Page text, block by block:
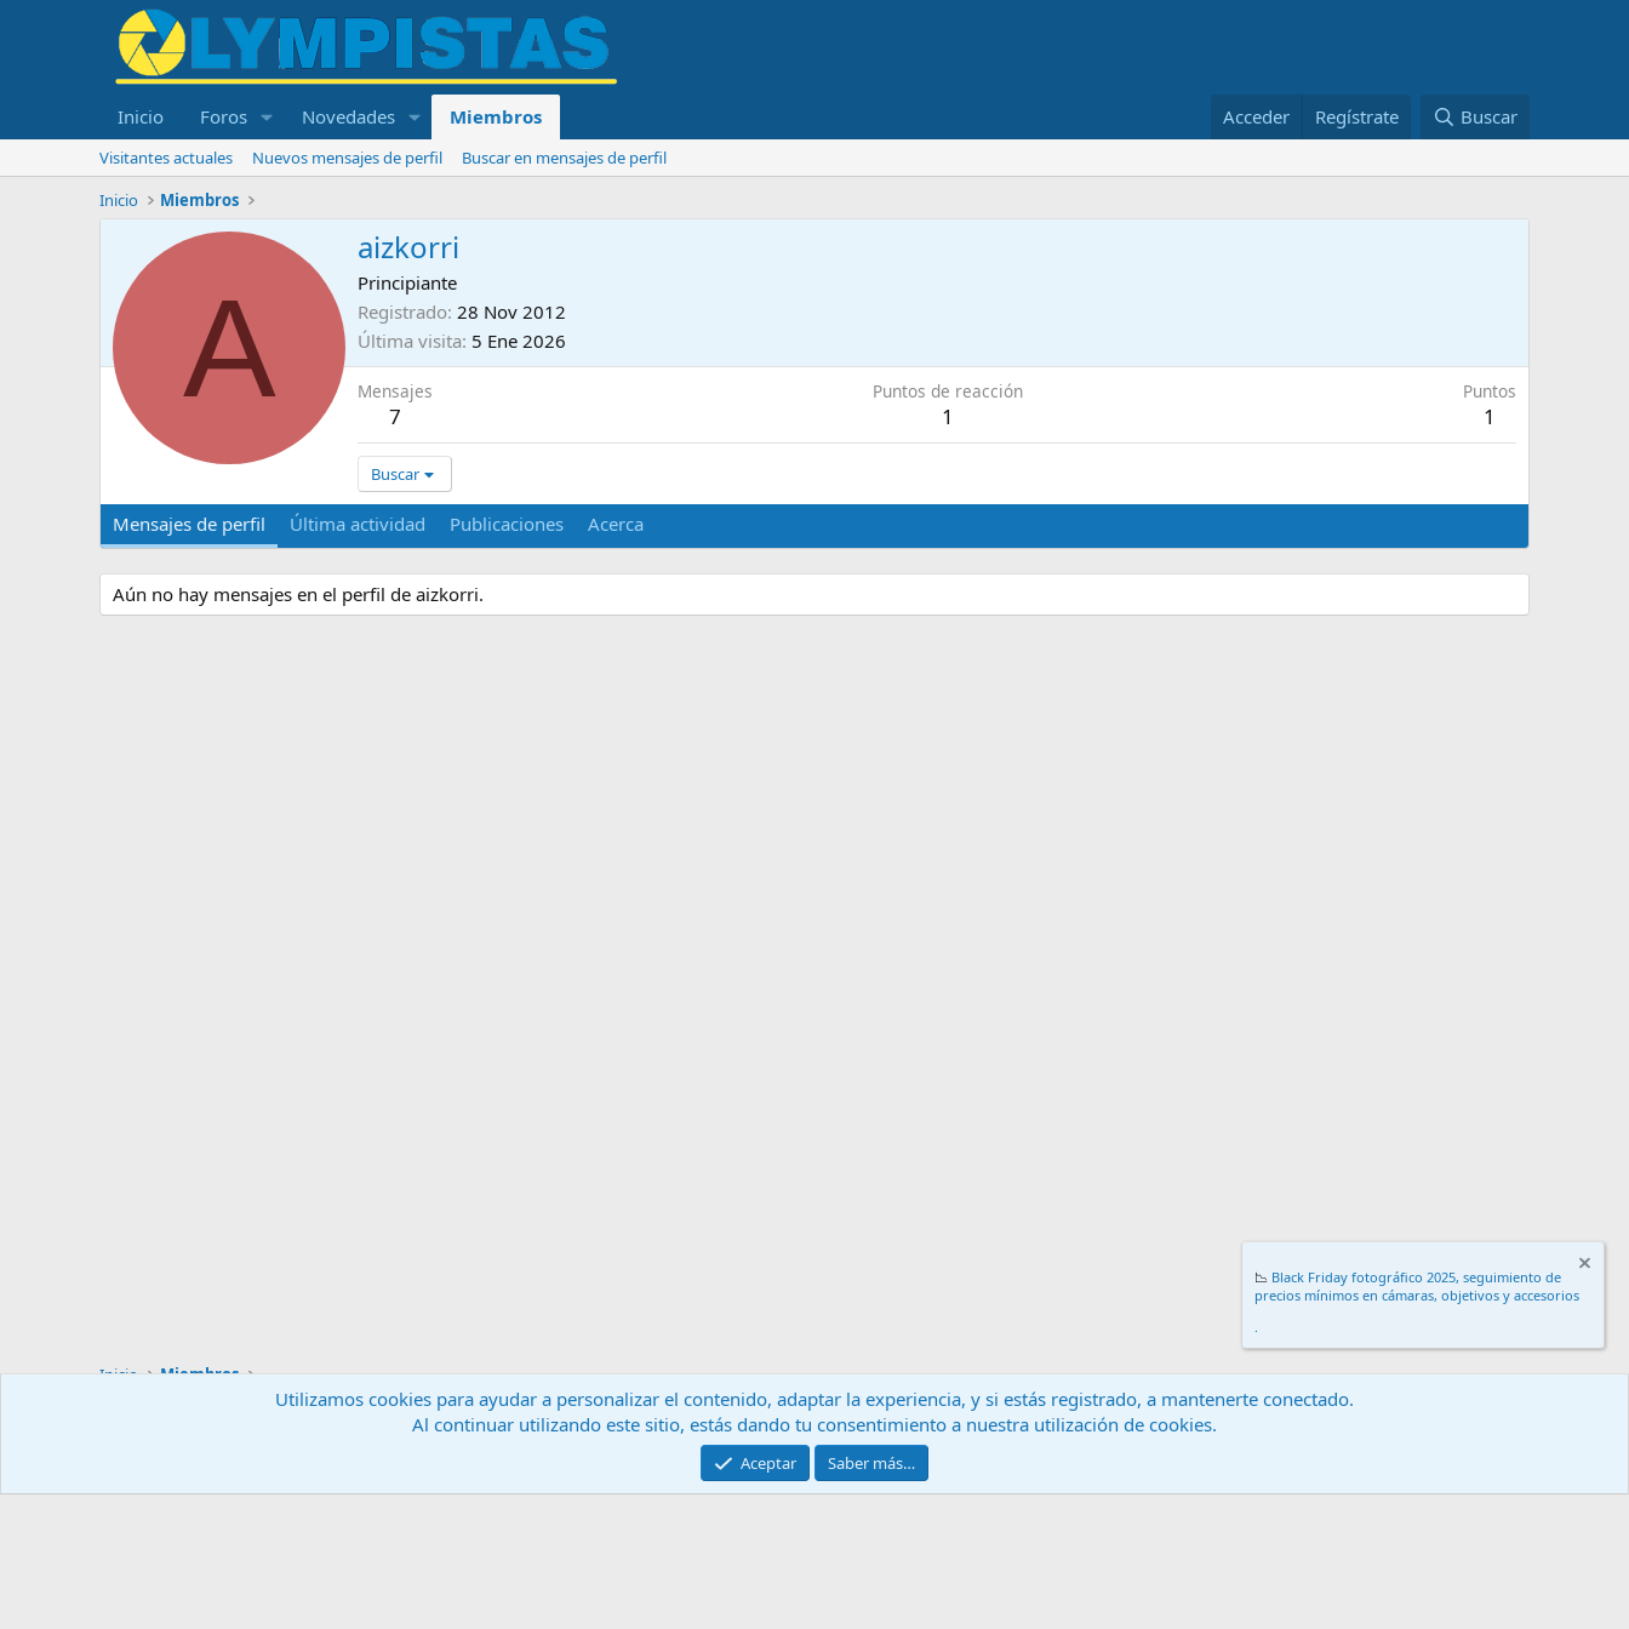
Inicio Foros Novedades Miembros Acceder Regístrate Buscar
Visitantes actuales Nuevos mensajes de perfil
Buscar en mensajes de perfil
Inicio
Miembros
A
aizkorri
Principiante
Registrado 28 Nov 2012
Última visita 5 Ene 2026
Mensajes
7
Puntos de reacción
1
Puntos
1
Buscar
Mensajes de perfil Última actividad Publicaciones Acerca
Aún no hay mensajes en el perfil de aizkorri.
Inicio Miembros
Contáctanos Términos y reglas
Community platform by XenForo® © 2010-2024 XenForo Ltd.
📉 Black Friday fotográfico 2025, seguimiento de
precios mínimos en cámaras, objetivos y accesorios
.
Utilizamos cookies para ayudar a personalizar el contenido, adaptar la experiencia, y si estás registrado, a mantenerte conectado.
Al continuar utilizando este sitio, estás dando tu consentimiento a nuestra utilización de cookies.
Aceptar Saber más…